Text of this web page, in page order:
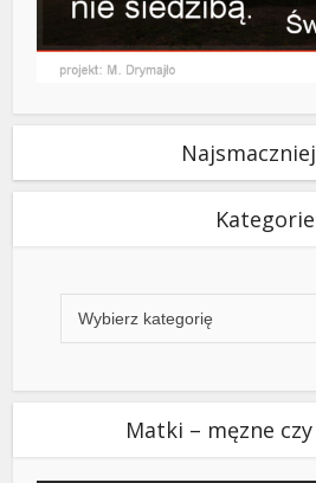
Kategorie
Matki – męzne